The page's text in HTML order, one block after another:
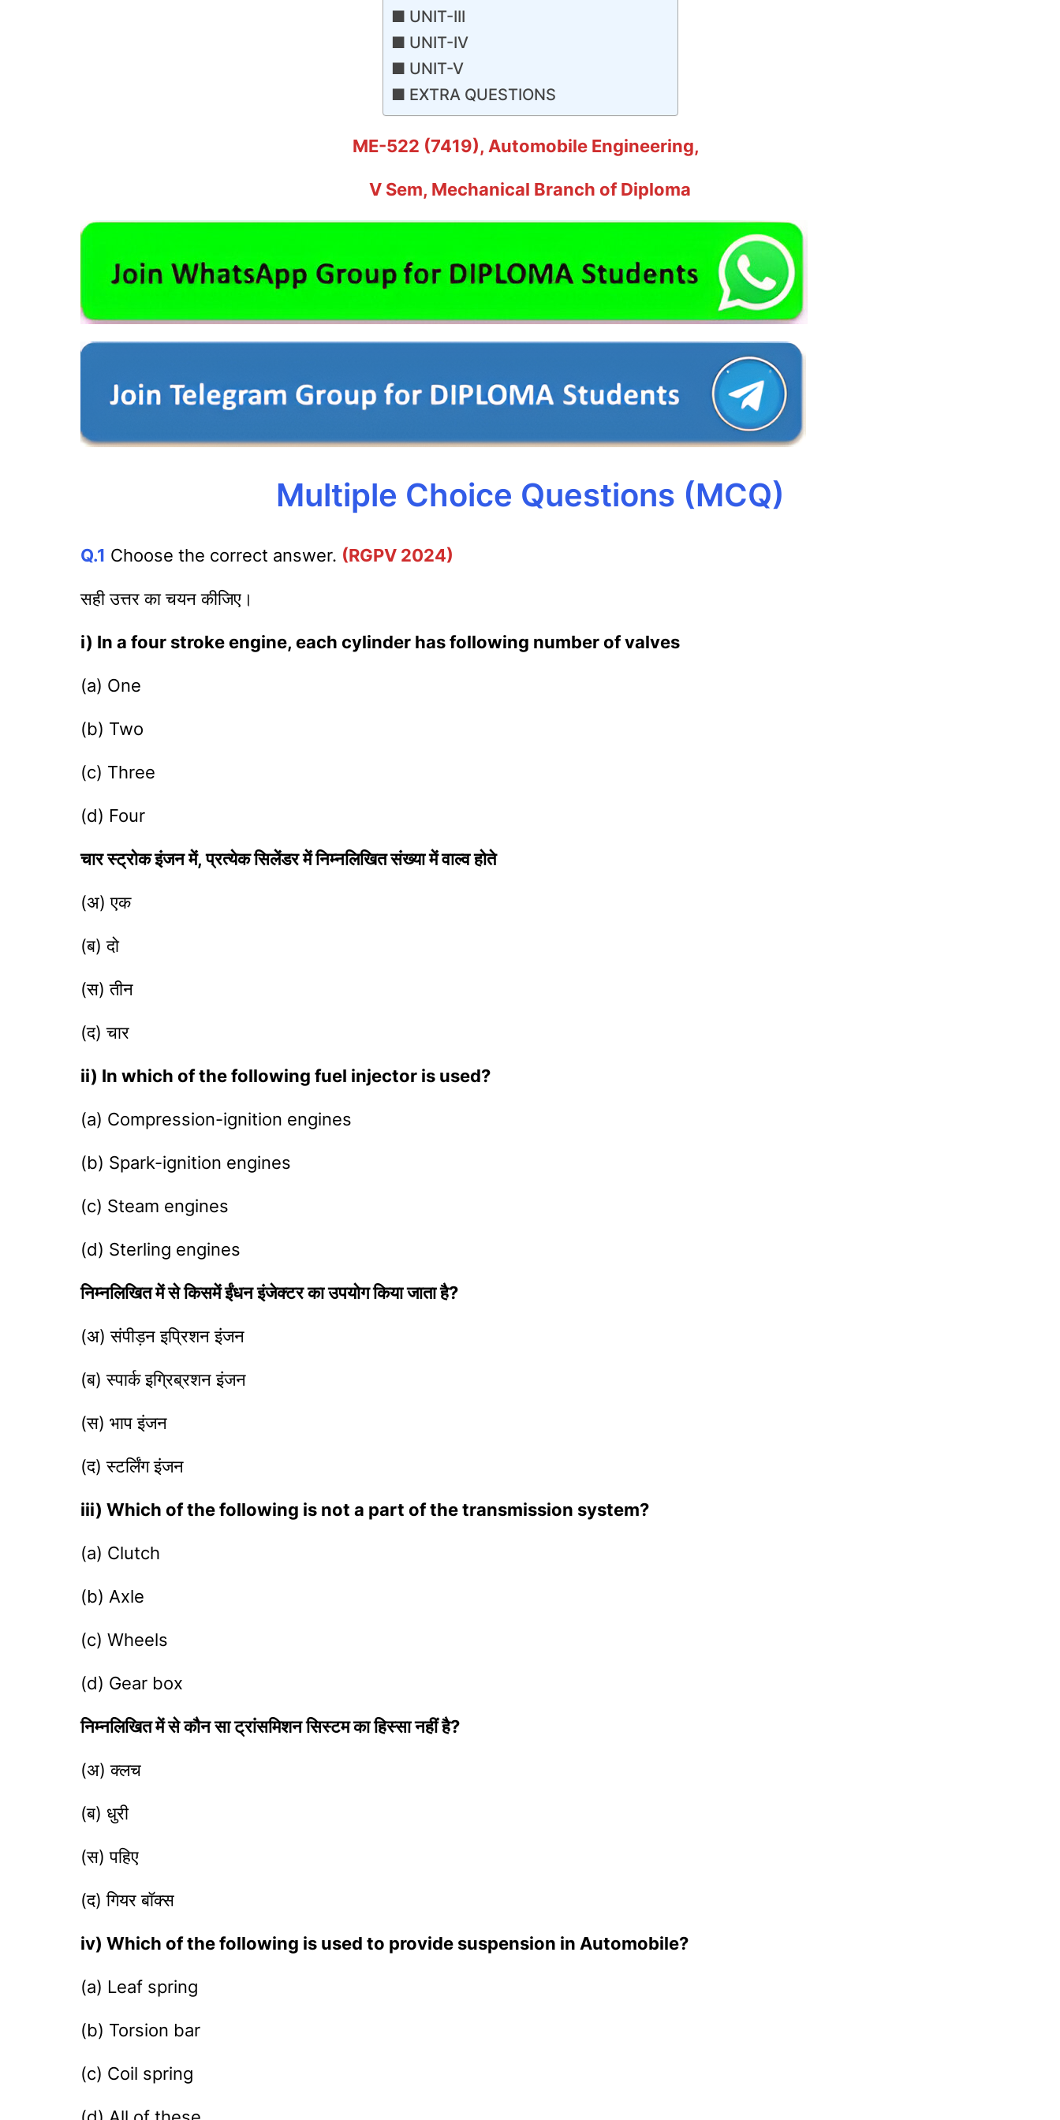
UNIT-III
UNIT-IV
UNIT-V
EXTRA QUESTIONS
ME-522 (7419), Automobile Engineering,
V Sem, Mechanical Branch of Diploma
Multiple Choice Questions (MCQ)
Q.1 Choose the correct answer. (RGPV 2024)
सही उत्तर का चयन कीजिए।
i) In a four stroke engine, each cylinder has following number of valves
(a) One
(b) Two
(c) Three
(d) Four
चार स्ट्रोक इंजन में, प्रत्येक सिलेंडर में निम्नलिखित संख्या में वाल्व होते
(अ) एक
(ब) दो
(स) तीन
(द) चार
ii) In which of the following fuel injector is used?
(a) Compression-ignition engines
(b) Spark-ignition engines
(c) Steam engines
(d) Sterling engines
निम्नलिखित में से किसमें ईंधन इंजेक्टर का उपयोग किया जाता है?
(अ) संपीड़न इप्रिशन इंजन
(ब) स्पार्क इग्रिब्रशन इंजन
(स) भाप इंजन
(द) स्टर्लिंग इंजन
iii) Which of the following is not a part of the transmission system?
(a) Clutch
(b) Axle
(c) Wheels
(d) Gear box
निम्नलिखित में से कौन सा ट्रांसमिशन सिस्टम का हिस्सा नहीं है?
(अ) क्लच
(ब) धुरी
(स) पहिए
(द) गियर बॉक्स
iv) Which of the following is used to provide suspension in Automobile?
(a) Leaf spring
(b) Torsion bar
(c) Coil spring